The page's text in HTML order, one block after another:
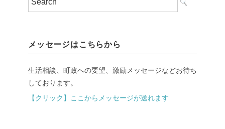
メッセージはこちらから
生活相談、町政への要望、激励メッセージなどお待ち
しております。
【クリック】ここからメッセージが送れます